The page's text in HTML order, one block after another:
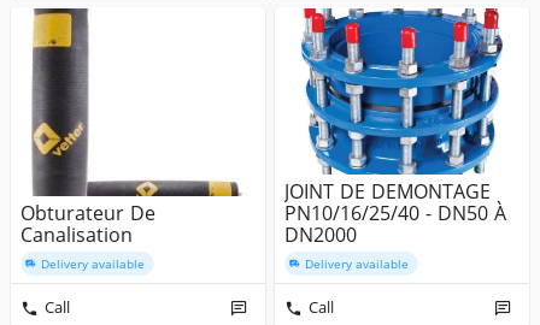
Obturateur De
Canalisation
Delivery available
Call
JOINT DE DEMONTAGE
PN10/16/25/40 - DN50 À
DN2000
Delivery available
Call